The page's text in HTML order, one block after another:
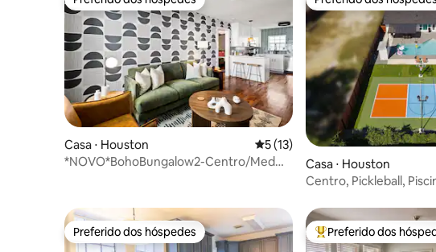
Preferido dos hóspedes
Casa ⋅ Houston 5 de uma avaliação média de 5,
5 (13)
*NOVO*BohoBungalow2-Centro/Med
Preferido dos hóspedes
Casa ⋅ Houston
Centro, Pickleball,
Preferido dos hóspedes
Preferido dos hóspedes Entre os melhores
Preferido dos